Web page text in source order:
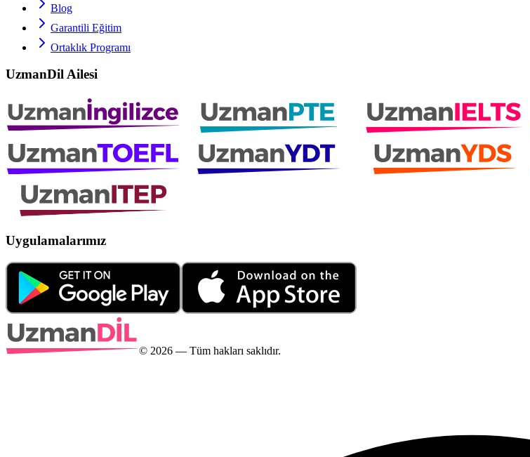
Blog
Garantili Eğitim
Ortaklık Programı
UzmanDil Ailesi
Uygulamalarımız
© 2026 — Tüm hakları saklıdır.